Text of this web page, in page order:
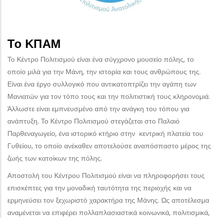
Το ΚΠΑΜ
Το Κέντρο Πολιτισμού είναι ένα σύγχρονο μουσείο πόλης, το
οποίο μιλά για την Μάνη, την ιστορία και τους ανθρώπους της.
Είναι ένα έργο συλλογικό που αντικατοπτρίζει την αγάπη των
Μανιατών για τον τόπο τους και την πολιτιστική τους κληρονομιά.
Άλλωστε είναι εμπνευσμένο από την ανάγκη του τόπου για
ανάπτυξη. Το Κέντρο Πολιτισμού στεγάζεται στο Παλαιό
Παρθεναγωγείο, ένα ιστορικό κτήριο στην κεντρική πλατεία του
Γυθείου, το οποίο ανέκαθεν αποτελούσε αναπόσπαστο μέρος της
ζωής των κατοίκων της πόλης.
Αποστολή του Κέντρου Πολιτισμού είναι να πληροφορήσει τους
επισκέπτες για την μοναδική ταυτότητα της περιοχής και να
ερμηνεύσει τον ξεχωριστό χαρακτήρα της Μάνης. Ως αποτέλεσμα
αναμένεται να επιφέρει πολλαπλασιαστικά κοινωνικά, πολιτισμικά,